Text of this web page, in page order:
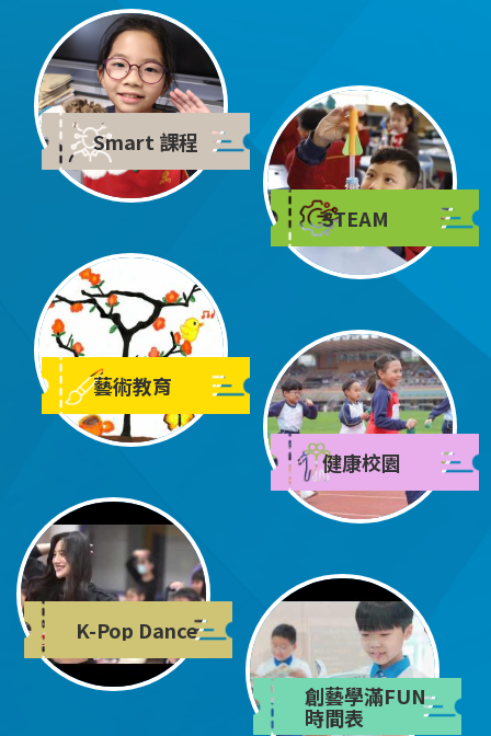
Smart 課程
STEAM
藝術教育
健康校園
K-Pop Dance
創藝學滿FUN
時間表